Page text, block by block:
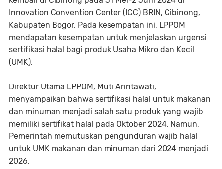
Innovation Convention Center (ICC) BRIN, Cibinong,
Kabupaten Bogor. Pada kesempatan ini, LPPOM
mendapatan kesempatan untuk menjelaskan urgensi
sertifikasi halal bagi produk Usaha Mikro dan Kecil
(UMK).
Direktur Utama LPPOM, Muti Arintawati,
menyampaikan bahwa sertifikasi halal untuk makanan
dan minuman menjadi salah satu produk yang wajib
memiliki sertifikat halal pada Oktober 2024. Namun,
Pemerintah memutuskan pengunduran wajib halal
untuk UMK makanan dan minuman dari 2024 menjadi
2026.